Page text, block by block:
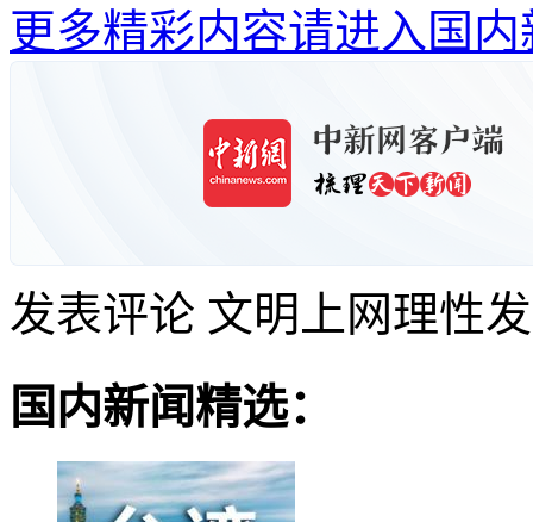
更多精彩内容请进入国内
发表评论 文明上网理性
国内新闻精选：